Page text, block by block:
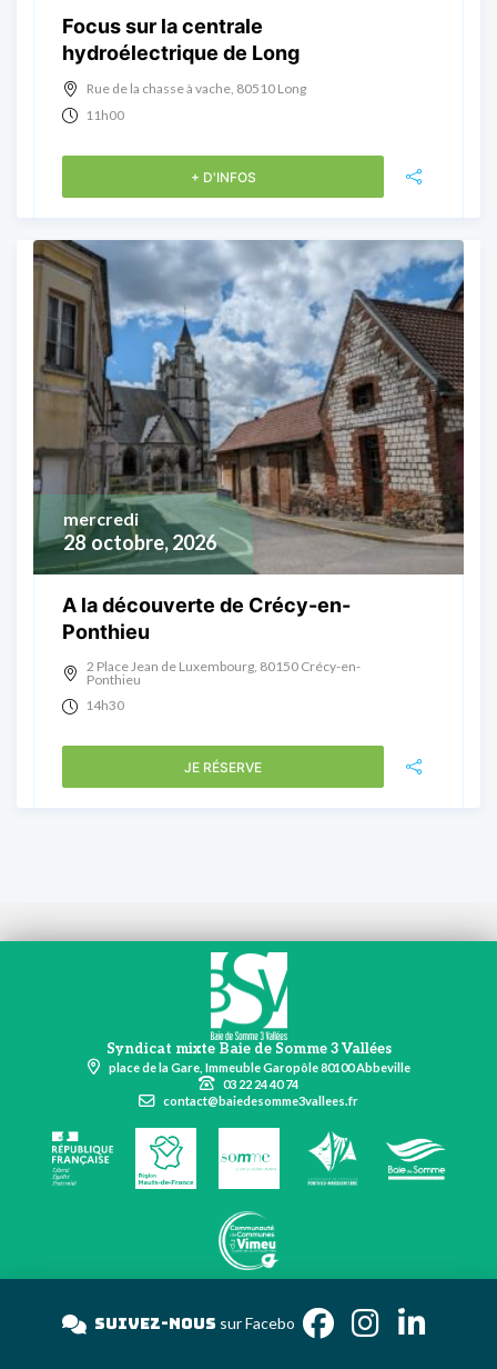
Focus sur la centrale
hydroélectrique de Long
Rue de la chasse à vache, 80510 Long
11h00
+ D'INFOS
28 octobre, 2026
mercredi
A la découverte de Crécy-en-
Ponthieu
2 Place Jean de Luxembourg, 80150 Crécy-en-
Ponthieu
14h30
JE RÉSERVE
Syndicat mixte Baie de Somme 3 Vallées
place de la Gare, Immeuble Garopôle 80100 Abbeville
03 22 24 40 74
contact@baiedesomme3vallees.fr
Suivez-noussur Fac